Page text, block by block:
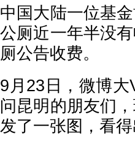
中国大陆一位基
公厕近一年半没
厕公告收费。
9月23日，微博
问昆明的朋友们
发了一张图，看